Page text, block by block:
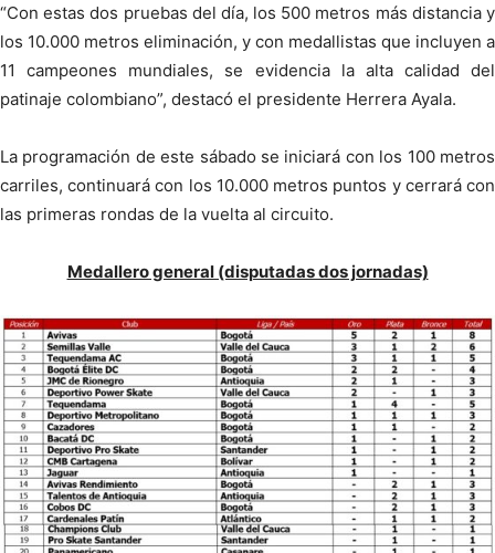
“Con estas dos pruebas del día, los 500 metros más distancia y
los 10.000 metros eliminación, y con medallistas que incluyen a
11 campeones mundiales, se evidencia la alta calidad del
patinaje colombiano”, destacó el presidente Herrera Ayala.
La programación de este sábado se iniciará con los 100 metros
carriles, continuará con los 10.000 metros puntos y cerrará con
las primeras rondas de la vuelta al circuito.
Medallero general (disputadas dos jornadas)